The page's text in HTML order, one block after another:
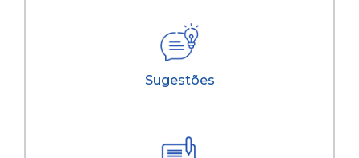
Sugestões